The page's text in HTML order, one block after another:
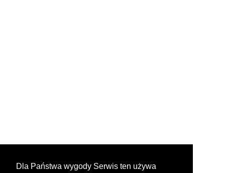
Dla Państwa wygody Serwis ten używa